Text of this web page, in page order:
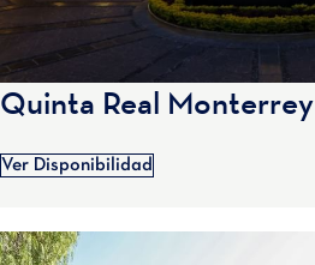
Quinta Real Monterrey
Ver Disponibilidad